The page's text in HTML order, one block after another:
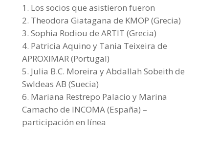
Los socios que asistieron fueron
Theodora Giatagana de KMOP (Grecia)
Sophia Rodiou de ARTIT (Grecia)
Patricia Aquino y Tania Teixeira de
APROXIMAR (Portugal)
Julia B.C. Moreira y Abdallah Sobeith de
SwIdeas AB (Suecia)
Mariana Restrepo Palacio y Marina
Camacho de INCOMA (España) –
participación en línea